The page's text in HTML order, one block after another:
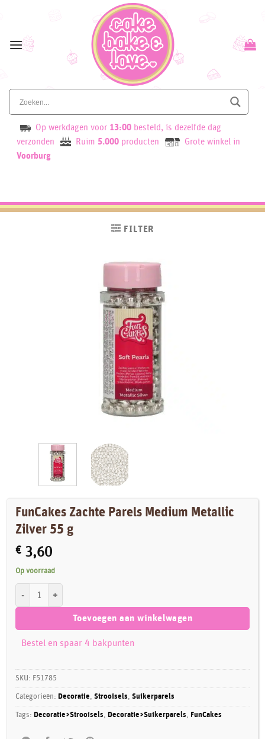
content
Op werkdagen voor 13:00 besteld, is dezelfde dag
verzonden
Ruim 5.000 producten
Grote winkel in
Voorburg
FILTER
FunCakes Zachte Parels Medium Metallic
Zilver 55 g
€ 3,60
Op voorraad
Toevoegen aan winkelwagen
Bestel en spaar 4 bakpunten
SKU: F51785
Categorieën: Decoratie,Strooisels,Suikerparels
Tags: Decoratie>Strooisels, Decoratie>Suikerparels, FunCakes